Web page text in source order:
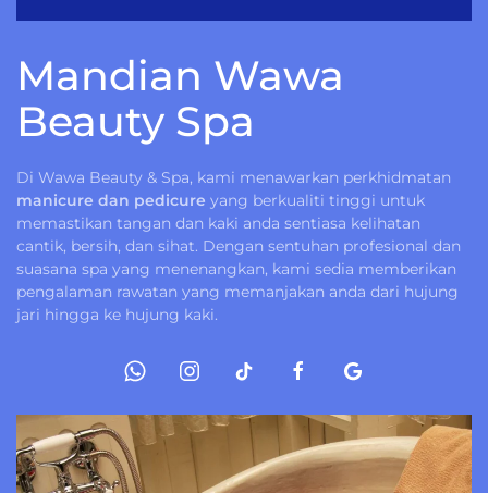
Mandian Wawa
Beauty Spa
Di Wawa Beauty & Spa, kami menawarkan perkhidmatan
manicure dan pedicure yang berkualiti tinggi untuk
memastikan tangan dan kaki anda sentiasa kelihatan
cantik, bersih, dan sihat. Dengan sentuhan profesional dan
suasana spa yang menenangkan, kami sedia memberikan
pengalaman rawatan yang memanjakan anda dari hujung
jari hingga ke hujung kaki.